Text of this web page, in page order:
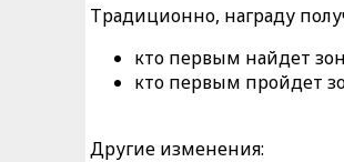
Традиционно, награду
кто первым найдет
кто первым пройдет
Другие изменения: